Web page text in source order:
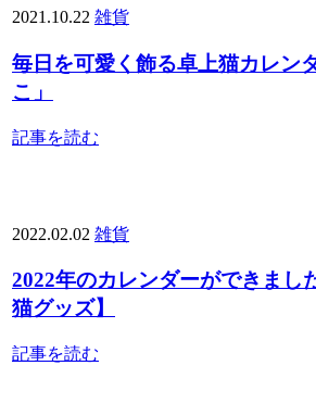
2021.10.22 雑貨
毎日を可愛く飾る卓上猫カレン
こ」
記事を読む
2022.02.02 雑貨
2022年のカレンダーができまし
猫グッズ】
記事を読む